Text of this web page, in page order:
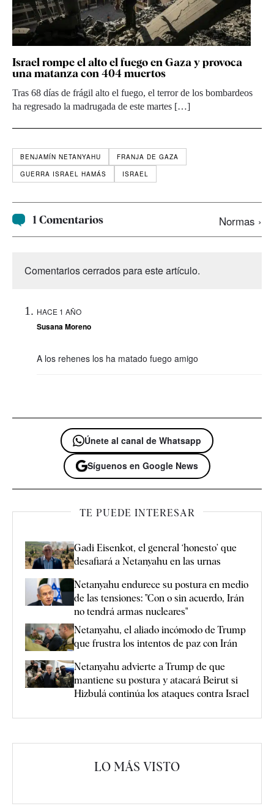
Israel rompe el alto el fuego en Gaza y provoca
una matanza con 404 muertos
Tras 68 días de frágil alto el fuego, el terror de los bombardeos
ha regresado la madrugada de este martes […]
BENJAMÍN NETANYAHU
FRANJA DE GAZA
GUERRA ISRAEL HAMÁS
ISRAEL
1 Comentarios Normas ›
Comentarios cerrados para este artículo.
HACE 1 AÑO
Susana Moreno
A los rehenes los ha matado fuego amigo
Únete al canal de Whatsapp
Síguenos en Google News
TE PUEDE INTERESAR
Gadi Eisenkot, el general ‘honesto’ que
desafiará a Netanyahu en las urnas
Netanyahu endurece su postura en medio
de las tensiones: "Con o sin acuerdo, Irán
no tendrá armas nucleares"
Netanyahu, el aliado incómodo de Trump
que frustra los intentos de paz con Irán
Netanyahu advierte a Trump de que
mantiene su postura y atacará Beirut si
Hizbulá continúa los ataques contra Israel
LO MÁS VISTO